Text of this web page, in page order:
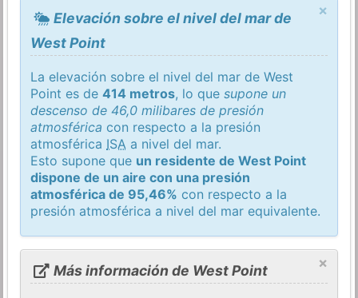
×
Elevación sobre el nivel del mar de
West Point
La elevación sobre el nivel del mar de West
Point es de414 metros, lo quesupone un
descenso de 46,0 milibares de presión
atmosférica con respecto a la presión
atmosférica ISA a nivel del mar.
Esto supone que un residente de West Point
dispone de un aire con una presión
atmosférica de 95,46% con respecto a la
presión atmosférica a nivel del mar equivalente.
×
Más información de West Point